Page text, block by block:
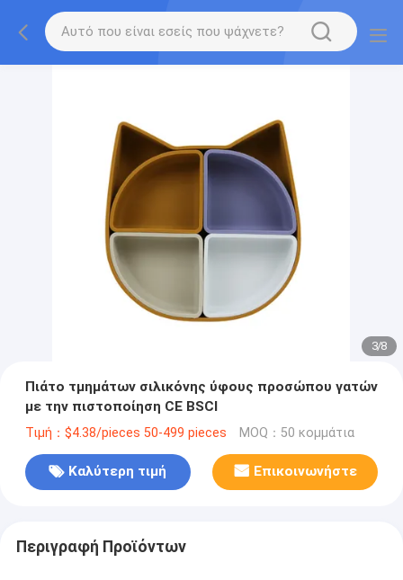
3/8
Πιάτο τμημάτων σιλικόνης ύφους προσώπου γατών
με την πιστοποίηση CE BSCI
Τιμή：$4.38/pieces 50-499 pieces MOQ：50 κομμάτια
Καλύτερη τιμή Επικοινωνήστε
Περιγραφή Προϊόντων